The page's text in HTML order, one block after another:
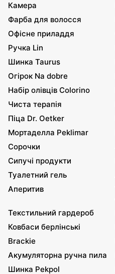
Камера
Фарба для волосся
Офісне приладдя
Ручка Lin
Шинка Taurus
Огірок Na dobre
Набір олівців Colorino
Чиста терапія
Піца Dr. Oetker
Мортаделла Peklimar
Сорочки
Сипучі продукти
Туалетний гель
Аперитив
Текстильний гардероб
Ковбаси берлінські
Brackie
Акумуляторна ручна пила
Шинка Pekpol